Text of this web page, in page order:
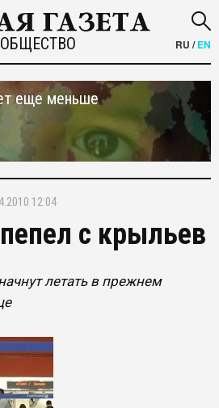
ОБЩЕСТВО RU /EN
еще меньше
12:04
с крыльев
летать в прежнем